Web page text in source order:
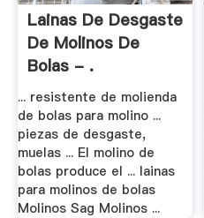
Lainas De Desgaste
De Molinos De
Bolas - .
... resistente de molienda
de bolas para molino ...
piezas de desgaste,
muelas ... El molino de
bolas produce el ... lainas
para molinos de bolas
Molinos Sag Molinos ...